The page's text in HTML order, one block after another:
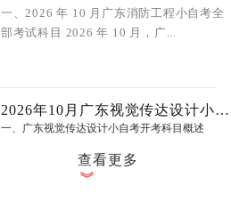
一、2026 年 10 月广东消防工程小自考全
部考试科目 2026 年 10 月，广...
2026年10月广东视觉传达设计小自考开
一、广东视觉传达设计小自考开考科目概述
查看更多